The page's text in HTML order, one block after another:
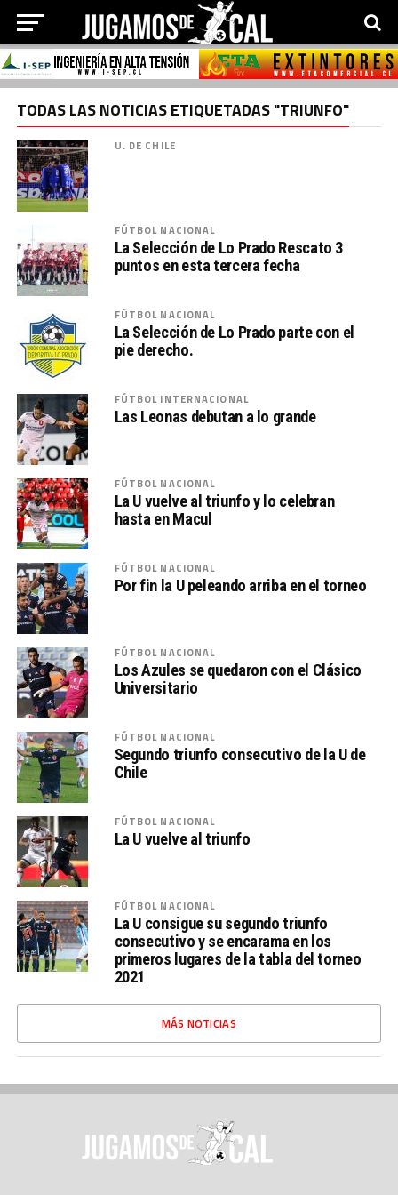
TODAS LAS NOTICIAS ETIQUETADAS "TRIUNFO"
U. DE CHILE
FÚTBOL NACIONAL
La Selección de Lo Prado Rescato 3
puntos en esta tercera fecha
FÚTBOL NACIONAL
La Selección de Lo Prado parte con el
pie derecho.
FÚTBOL INTERNACIONAL
Las Leonas debutan a lo grande
FÚTBOL NACIONAL
La U vuelve al triunfo y lo celebran
hasta en Macul
FÚTBOL NACIONAL
Por fin la U peleando arriba en el torneo
FÚTBOL NACIONAL
Los Azules se quedaron con el Clásico
Universitario
FÚTBOL NACIONAL
Segundo triunfo consecutivo de la U de
Chile
FÚTBOL NACIONAL
La U vuelve al triunfo
FÚTBOL NACIONAL
La U consigue su segundo triunfo
consecutivo y se encarama en los
primeros lugares de la tabla del torneo
2021
MÁS NOTICIAS